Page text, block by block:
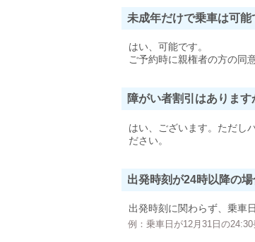
未成年だけで乗車は可能
はい、可能です。
ご予約時に親権者の方の同
障がい者割引はあります
はい、ございます。ただし
ださい。
出発時刻が24時以降の
出発時刻に関わらず、乗車
例：乗車日が12月31日の